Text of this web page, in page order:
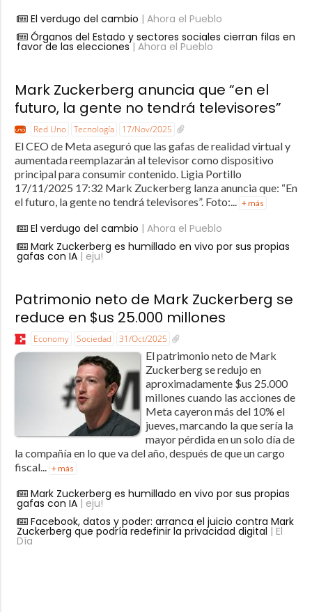
El verdugo del cambio | Ahora el Pueblo
Órganos del Estado y sectores sociales cierran filas en
favor de las elecciones| Ahora el Pueblo
Mark Zuckerberg anuncia que “en el
futuro, la gente no tendrá televisores”
Red Uno Tecnología 17/Nov/2025
El CEO de Meta aseguró que las gafas de realidad virtual y
aumentada reemplazarán al televisor como dispositivo
principal para consumir contenido. Ligia Portillo
17/11/2025 17:32 Mark Zuckerberg lanza anuncia que: “En
el futuro, la gente no tendrá televisores”. Foto:... + más
El verdugo del cambio | Ahora el Pueblo
Mark Zuckerberg es humillado en vivo por sus propias
gafas con IA| eju!
Patrimonio neto de Mark Zuckerberg se
reduce en $us 25.000 millones
Economy Sociedad 31/Oct/2025
El patrimonio neto de Mark
Zuckerberg se redujo en
aproximadamente $us 25.000
millones cuando las acciones de
Meta cayeron más del 10% el
jueves, marcando la que sería la
mayor pérdida en un solo día de
la compañía en lo que va del año, después de que un cargo
fiscal... + más
Mark Zuckerberg es humillado en vivo por sus propias
gafas con IA| eju!
Facebook, datos y poder: arranca el juicio contra Mark
Zuckerberg que podría redefinir la privacidad digital | El
Día